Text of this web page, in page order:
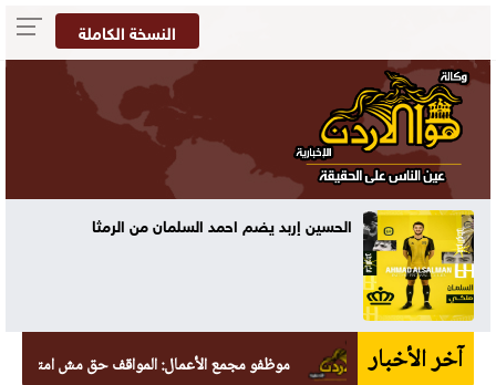
النسخة الكاملة
الحسين إربد يضم احمد السلمان من الرمثا
آخر الأخبار موظفو مجمع الأعمال: المواقف حق مش امتياز